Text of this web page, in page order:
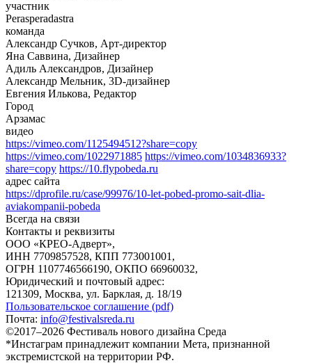
участник
Perasperadastra
команда
Александр Сучков, Арт-директор
Яна Саввина, Дизайнер
Адиль Александров, Дизайнер
Александр Мельник, 3D-дизайнер
Евгения Илькова, Редактор
Город
Арзамас
видео
https://vimeo.com/1125494512?share=copy
https://vimeo.com/1022971885 https://vimeo.com/1034836933?
share=copy https://10.flypobeda.ru
адрес сайта
https://dprofile.ru/case/99976/10-let-pobed-promo-sait-dlia-
aviakompanii-pobeda
Всегда на связи
Контакты и реквизиты
ООО «КРЕО‐Адверт»,
ИНН 7709857528, КПП 773001001,
ОГРН 1107746566190, ОКПО 66960032,
Юридический и почтовый адрес:
121309, Москва, ул. Барклая, д. 18/19
Пользовательское соглашение (pdf)
Почта: info@festivalsreda.ru
©2017–2026 Фестиваль нового дизайна Среда
*Инстаграм принадлежит компании Мета, признанной
экстремистской на территории РФ.